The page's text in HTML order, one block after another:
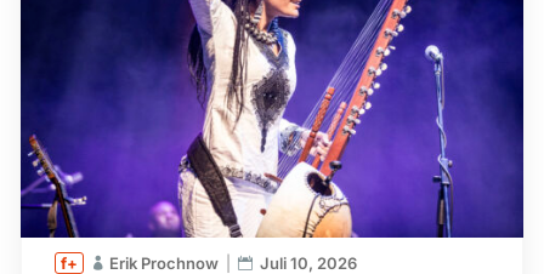
Erik Prochnow Juli 10, 2026